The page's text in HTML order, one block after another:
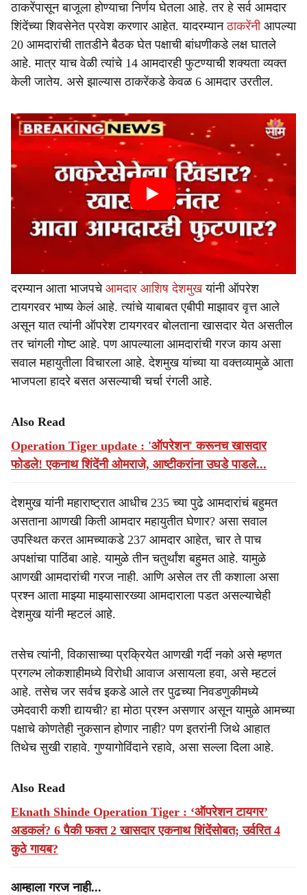
ठाकरेंपासून बाजूला होण्याचा निर्णय घेतला आहे. तर हे सर्व आमदार
शिंदेंच्या शिवसेनेत प्रवेश करणार आहेत. यादरम्यानठाकरेंनी आपल्या
20 आमदारांची तातडीने बैठक घेत पक्षाची बांधणीकडे लक्ष घातले
आहे. मात्र याच वेळी त्यांचे 14 आमदारही फुटण्याची शक्यता व्यक्त
केली जातेय. असे झाल्यास ठाकरेंकडे केवळ 6 आमदार उरतील.
दरम्यान आता भाजपचे आमदार आशिष देशमुखयांनी ऑपरेश
टायगरवर भाष्य केलं आहे. त्यांचे याबाबत एबीपी माझावर वृत्त आले
असून यात त्यांनी ऑपरेश टायगरवर बोलताना खासदार येत असतील
तर चांगली गोष्ट आहे. पण आपल्याला आमदारांची गरज काय असा
सवाल महायुतीला विचारला आहे. देशमुख यांच्या या वक्तव्यामुळे आता
भाजपला हादरे बसत असल्याची चर्चा रंगली आहे.
Also Read
Operation Tiger update : 'ऑपरेशन' करूनच खासदार
फोडले! एकनाथ शिंदेंनी ओमराजे, आष्टीकरांना उघडे पाडले...
देशमुख यांनी महाराष्ट्रात आधीच 235 च्या पुढे आमदारांचं बहुमत
असताना आणखी किती आमदार महायुतीत घेणार? असा सवाल
उपस्थित करत आमच्याकडे 237 आमदार आहेत, चार ते पाच
अपक्षांचा पाठिंबा आहे. यामुळे तीन चतुर्थांश बहुमत आहे. यामुळे
आणखी आमदारांची गरज नाही. आणि असेल तर ती कशाला असा
प्रश्न आता माझ्या माझ्यासारख्या आमदाराला पडत असल्याचेही
देशमुख यांनी म्हटलं आहे.
तसेच त्यांनी, विकासाच्या प्रक्रियेत आणखी गर्दी नको असे म्हणत
प्रगल्भ लोकशाहीमध्ये विरोधी आवाज असायला हवा, असे म्हटलं
आहे. तसेच जर सर्वच इकडे आले तर पुढच्या निवडणुकीमध्ये
उमेदवारी कशी द्यायची? हा मोठा प्रश्न असणार असून यामुळे आमच्या
पक्षाचे कोणतेही नुकसान होणार नाही? पण इतरांनी जिथे आहात
तिथेच सुखी राहावे. गुण्यागोविंदाने रहावे, असा सल्ला दिला आहे.
Also Read
Eknath Shinde Operation Tiger : ‘ऑपरेशन टायगर’
अडकलं? 6 पैकी फक्त 2 खासदार एकनाथ शिंदेंसोबत; उर्वरित 4
कुठे गायब?
आम्हाला गरज नाही...